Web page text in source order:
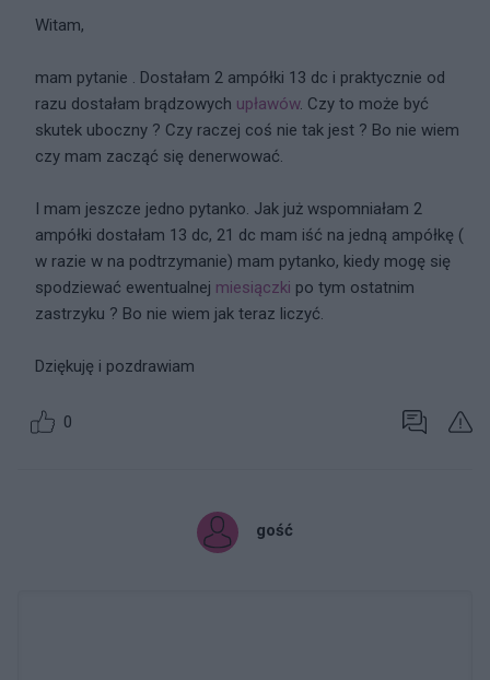
Witam,
mam pytanie . Dostałam 2 ampółki 13 dc i praktycznie od
razu dostałam brądzowych upławów. Czy to może być
skutek uboczny ? Czy raczej coś nie tak jest ? Bo nie wiem
czy mam zacząć się denerwować.
I mam jeszcze jedno pytanko. Jak już wspomniałam 2
ampółki dostałam 13 dc, 21 dc mam iść na jedną ampółkę (
w razie w na podtrzymanie) mam pytanko, kiedy mogę się
spodziewać ewentualnej miesiączki po tym ostatnim
zastrzyku ? Bo nie wiem jak teraz liczyć.
Dziękuję i pozdrawiam
0
gość